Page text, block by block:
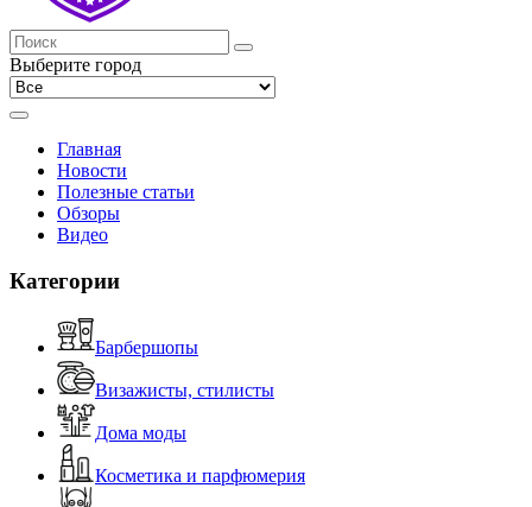
Выберите город
Главная
Новости
Полезные статьи
Обзоры
Видео
Категории
Барбершопы
Визажисты, стилисты
Дома моды
Косметика и парфюмерия